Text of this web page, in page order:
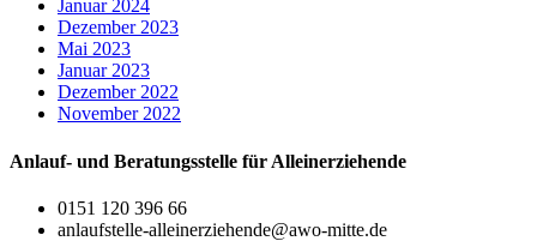
Januar 2024
Dezember 2023
Mai 2023
Januar 2023
Dezember 2022
November 2022
Anlauf- und Beratungsstelle für Alleinerziehende
0151 120 396 66
anlaufstelle-alleinerziehende@awo-mitte.de